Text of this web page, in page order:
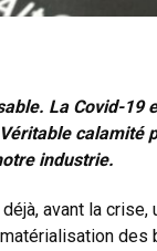
La Covid-19
calamité
industrie.
avant la crise,
des